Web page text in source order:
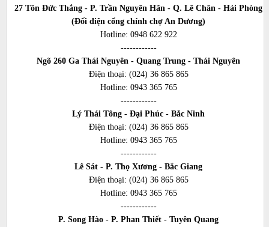
27 Tôn Đức Thắng - P. Trần Nguyên Hãn - Q. Lê Chân - Hải Phòng
(Đối diện cổng chính chợ An Dương)
Hotline: 0948 622 922
------------
Ngõ 260 Ga Thái Nguyên - Quang Trung - Thái Nguyên
Điện thoại: (024) 36 865 865
Hotline: 0943 365 765
------------
Lý Thái Tông - Đại Phúc - Bắc Ninh
Điện thoại: (024) 36 865 865
Hotline: 0943 365 765
------------
Lê Sát - P. Thọ Xương - Bắc Giang
Điện thoại: (024) 36 865 865
Hotline: 0943 365 765
------------
P. Song Hào - P. Phan Thiết - Tuyên Quang